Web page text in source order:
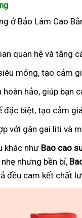
ở Bảo Lâm Cao
quan hệ và tăng
mỏng, tạo cảm
hảo, giúp bạn
đặc biệt, tạo cảm
với gân gai liti và
khác như Bao cao
nhưng bền bỉ,
đều cam kết chất